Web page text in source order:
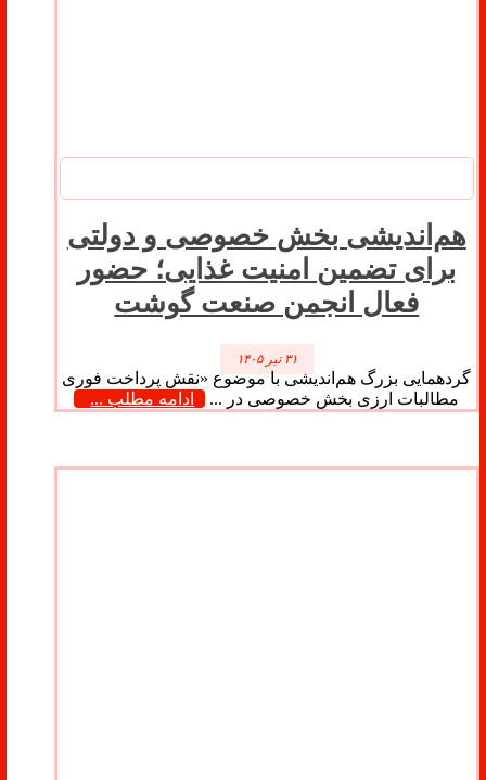
هم‌اندیشی بخش خصوصی و دولتی
برای تضمین امنیت غذایی؛ حضور
فعال انجمن صنعت گوشت
۳۱ تیر ۱۴۰۵
گردهمایی بزرگ هم‌اندیشی با موضوع «نقش پرداخت فوری
مطالبات ارزی بخش خصوصی در ...
ادامه مطلب ...